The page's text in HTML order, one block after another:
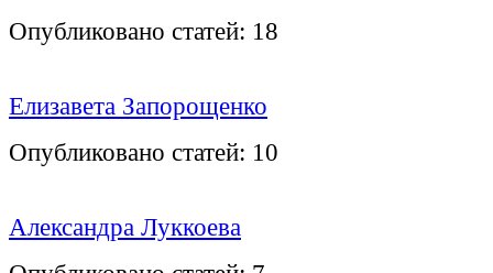
Опубликовано статей: 18
Елизавета Запорощенко
Опубликовано статей: 10
Александра Луккоева